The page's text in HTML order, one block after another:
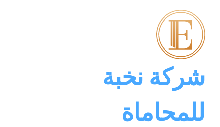
content
شركة نخبة
للمحاماة